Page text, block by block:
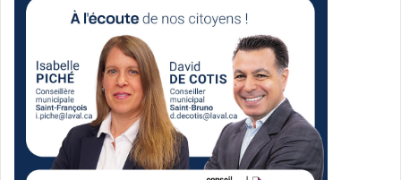
des commerces grâce à des systèmes de caisses
numériques modernes. Les boutiques en ligne sont
intégrées à des partenaires logistiques qui s’occupent de
la livraison des commandes du marchand, simplifiant ainsi
son quotidien. Djalil, en tant que Directeur Technique,
souligne : « Nous ne sommes pas là pour remplacer les
commerçants, mais pour leur donner les outils pour
réussir dans un monde numérique. » Ils voient aussi de